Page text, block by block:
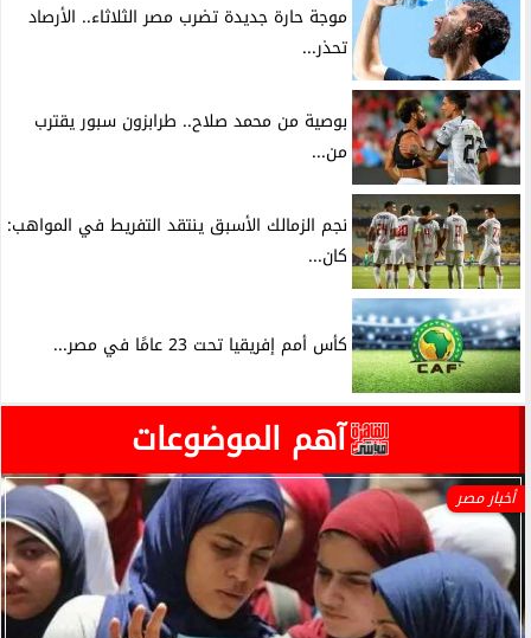
موجة حارة جديدة تضرب مصر الثلاثاء.. الأرصاد
تحذر...
بوصية من محمد صلاح.. طرابزون سبور يقترب
من...
نجم الزمالك الأسبق ينتقد التفريط في المواهب:
كان...
كأس أمم إفريقيا تحت 23 عامًا في مصر...
آهم الموضوعات
أخبار مصر